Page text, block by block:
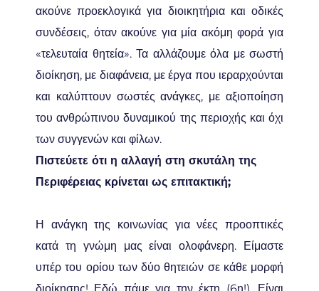
ακούνε προεκλογικά για διοικητήρια και οδικές
συνδέσεις, όταν ακούνε για μία ακόμη φορά για
«τελευταία θητεία». Τα αλλάζουμε όλα με σωστή
διοίκηση, με διαφάνεια, με έργα που ιεραρχούνται
και καλύπτουν σωστές ανάγκες, με αξιοποίηση
του ανθρώπινου δυναμικού της περιοχής και όχι
των συγγενών και φίλων.
Πιστεύετε ότι η αλλαγή στη σκυτάλη της
Περιφέρειας κρίνεται ως επιτακτική;
Η ανάγκη της κοινωνίας για νέες προοπτικές
κατά τη γνώμη μας είναι ολοφάνερη. Είμαστε
υπέρ του ορίου των δύο θητειών σε κάθε μορφή